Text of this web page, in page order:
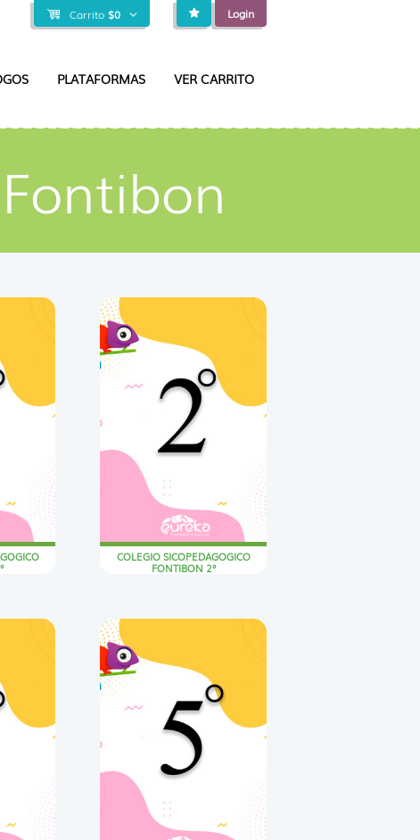
Carrito $0 Login
PLATAFORMAS VER CARRITO
COLEGIO SICOPEDAGOGICO
FONTIBON 2°